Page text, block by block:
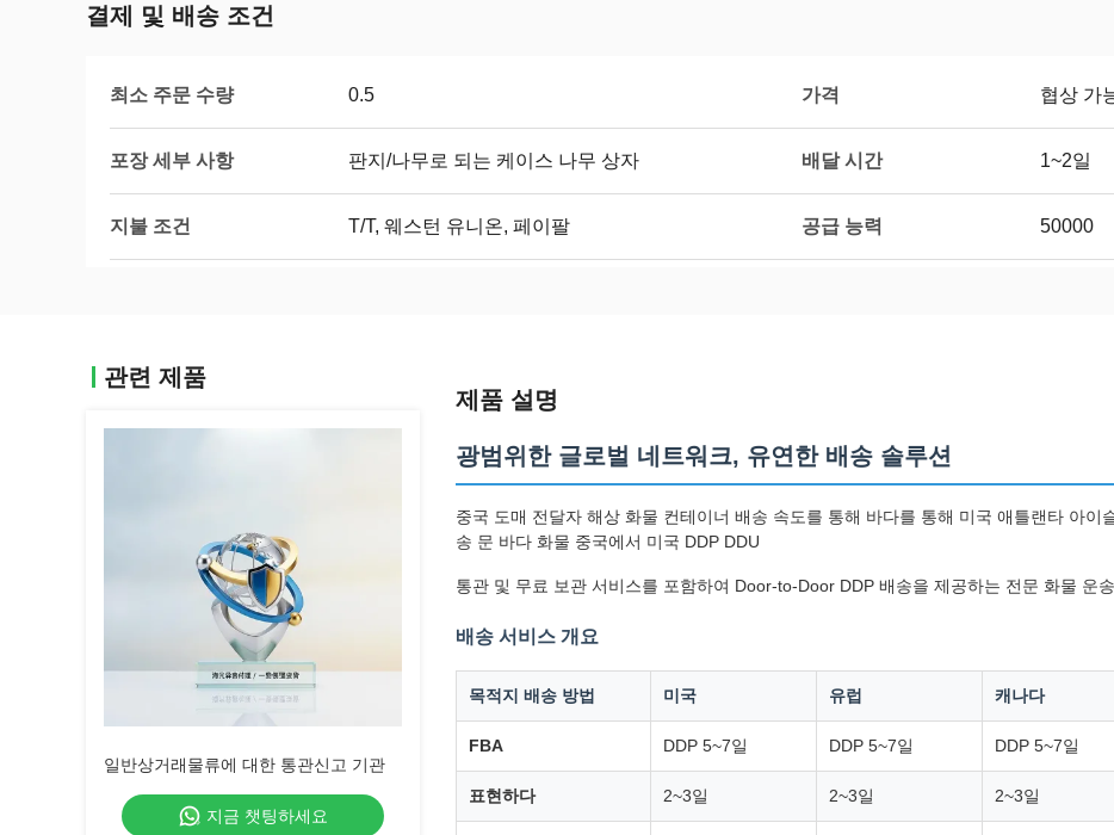
결제 및 배송 조건
최소 주문 수량 0.5 가격 협상 가
포장 세부 사항 판지/나무로 되는 케이스 나무 상자 배달 시간 1~2일
지불 조건 T/T, 웨스턴 유니온, 페이팔 공급 능력 50000
관련 제품
일반상거래물류에 대한 통관신고 기관
지금 챗팅하세요
제품 설명
광범위한 글로벌 네트워크, 유연한 배송 솔루션
중국 도매 전달자 해상 화물 컨테이너 배송 속도를 통해 바다를 통해 미국 애틀랜타 아이
송 문 바다 화물 중국에서 미국 DDP DDU
통관 및 무료 보관 서비스를 포함하여 Door-to-Door DDP 배송을 제공하는 전문 화물 운
배송 서비스 개요
목적지 배송 방법 미국 유럽 캐나다
FBA DDP 5~7일 DDP 5~7일 DDP 5~7일
표현하다 2~3일 2~3일 2~3일